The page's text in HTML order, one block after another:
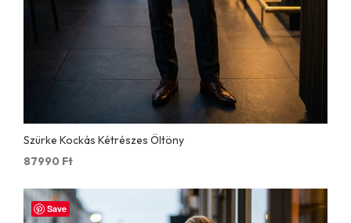
Szürke Kockás Kétrészes Öltöny
87990 Ft
Save